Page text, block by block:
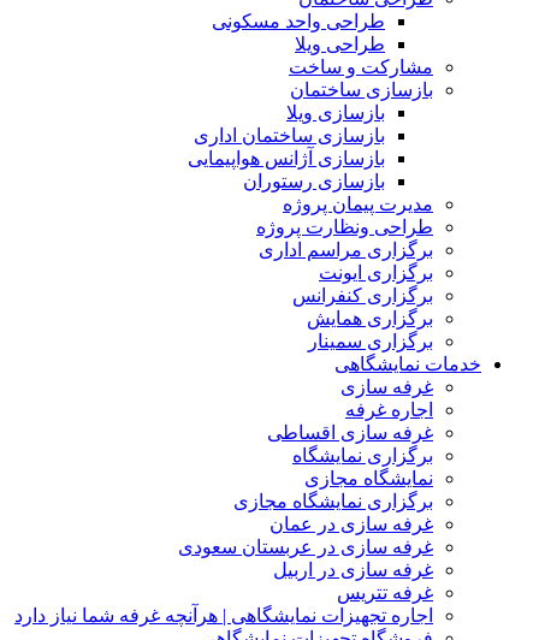
طراحی واحد مسکونی
طراحی ویلا
مشارکت و ساخت
بازسازی ساختمان
بازسازی ویلا
بازسازی ساختمان اداری
بازسازی آژانس هواپیمایی
بازسازی رستوران
مدیرت پیمان پروژه
طراحی ونظارت پروژه
برگزاری مراسم اداری
برگزاری ایونت
برگزاری کنفرانس
برگزاری همایش
برگزاری سمینار
خدمات نمایشگاهی
غرفه سازی
اجاره غرفه
غرفه سازی اقساطی
برگزاری نمایشگاه
نمایشگاه مجازی
برگزاری نمایشگاه مجازی
غرفه سازی در عمان
غرفه سازی در عربستان سعودی
غرفه سازی در اربیل
غرفه تتریس
اجاره تجهیزات نمایشگاهی | هرآنچه غرفه شما نیاز دارد